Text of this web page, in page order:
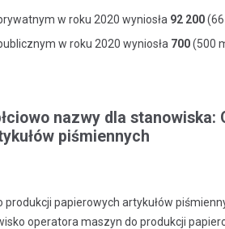
w roku 2020 wyniosła 92 200
w roku 2020 wyniosła 700(500
nazwy dla stanowiska:
piśmiennych
papierowych artykułów
operatora maszyn do produkcji